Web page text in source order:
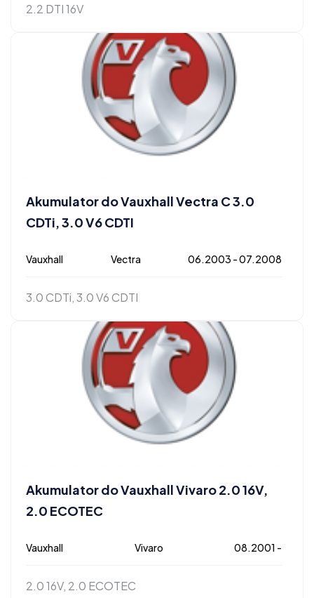
2.2 DTI 16V
Akumulator do Vauxhall Vectra C 3.0
CDTi, 3.0 V6 CDTI
Vauxhall Vectra 06.2003 - 07.2008
3.0 CDTi, 3.0 V6 CDTI
Akumulator do Vauxhall Vivaro 2.0 16V,
2.0 ECOTEC
Vauxhall Vivaro 08.2001 -
2.0 16V, 2.0 ECOTEC